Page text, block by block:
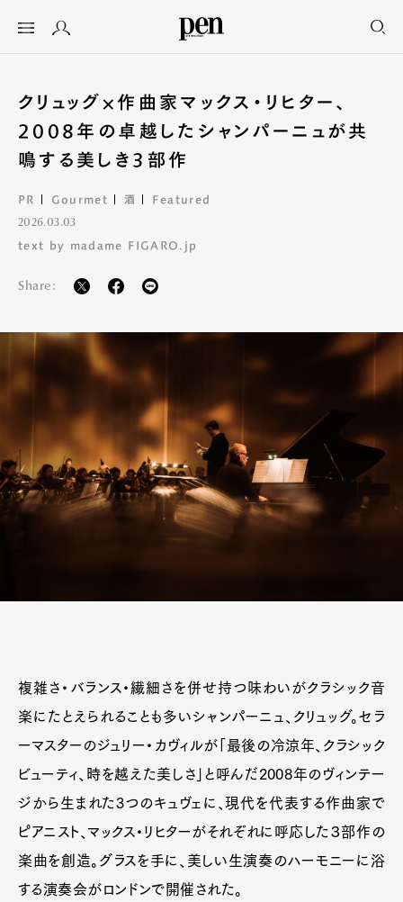
クリュッグ×作曲家マックス・リヒター、
2008年の卓越したシャンパーニュが共
鳴する美しき3部作
PR Gourmet 酒 Featured
2026.03.03
text by madame FIGARO.jp
Share:
複雑さ・バランス・繊細さを併せ持つ味わいがクラシック音
楽にたとえられることも多いシャンパーニュ、クリュッグ。セラ
ーマスターのジュリー・カヴィルが「最後の冷涼年、クラシック
ビューティ、時を越えた美しさ」と呼んだ2008年のヴィンテー
ジから生まれた3つのキュヴェに、現代を代表する作曲家で
ピアニスト、マックス・リヒターがそれぞれに呼応した３部作の
楽曲を創造。グラスを手に、美しい生演奏のハーモニーに浴
する演奏会がロンドンで開催された。